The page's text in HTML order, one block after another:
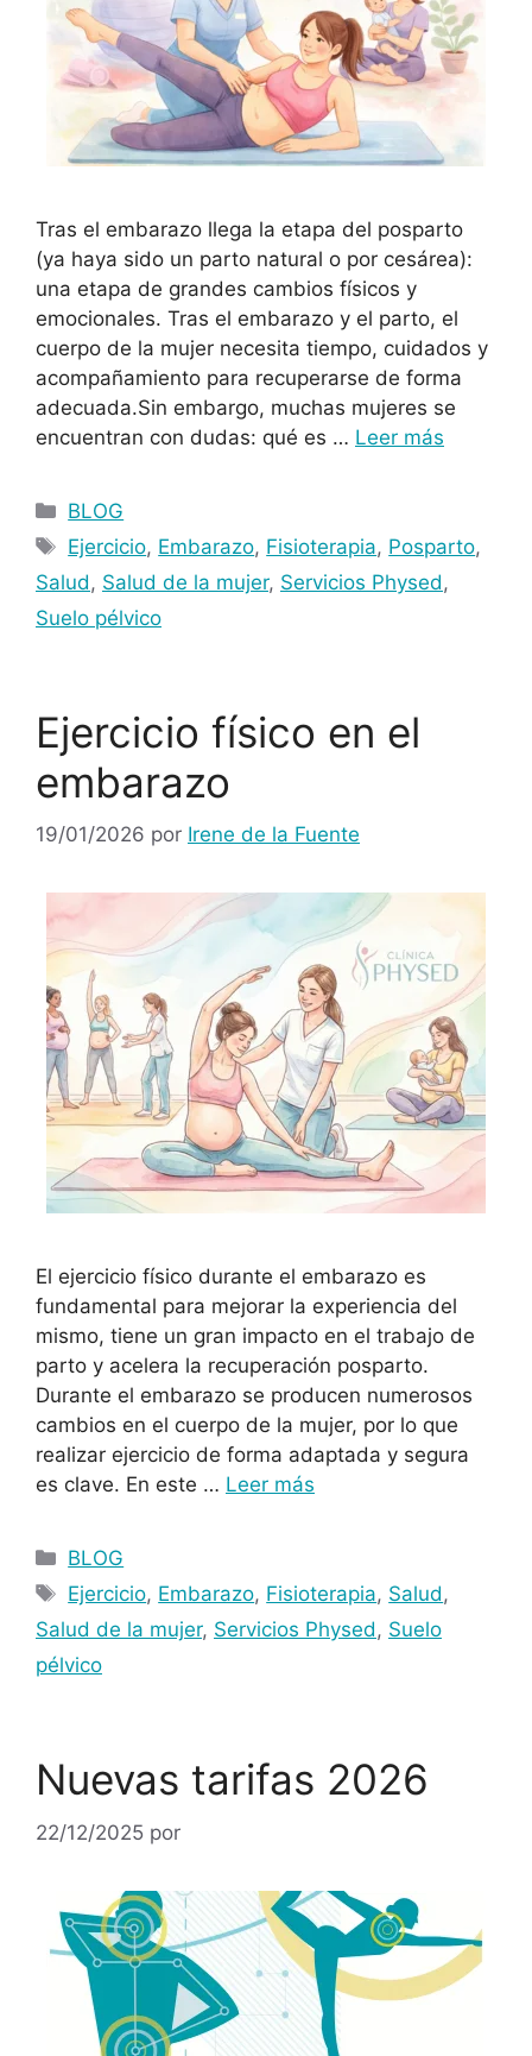
Tras el embarazo llega la etapa del posparto
(ya haya sido un parto natural o por cesárea):
una etapa de grandes cambios físicos y
emocionales. Tras el embarazo y el parto, el
cuerpo de la mujer necesita tiempo, cuidados y
acompañamiento para recuperarse de forma
adecuada.Sin embargo, muchas mujeres se
encuentran con dudas: qué es … Leer más
BLOG
Ejercicio, Embarazo, Fisioterapia, Posparto,
Salud , Salud de la mujer, Servicios Physed ,
Suelo pélvico
Ejercicio físico en el
embarazo
19/01/2026 por Irene de la Fuente
El ejercicio físico durante el embarazo es
fundamental para mejorar la experiencia del
mismo, tiene un gran impacto en el trabajo de
parto y acelera la recuperación posparto.
Durante el embarazo se producen numerosos
cambios en el cuerpo de la mujer, por lo que
realizar ejercicio de forma adaptada y segura
es clave. En este … Leer más
BLOG
Ejercicio, Embarazo, Fisioterapia, Salud,
Salud de la mujer, Servicios Physed, Suelo
pélvico
Nuevas tarifas 2026
22/12/2025 por